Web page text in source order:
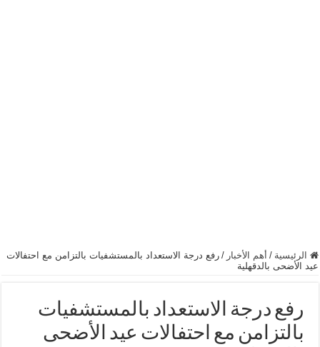
الرئيسية / أهم الأخبار / رفع درجة الاستعداد بالمستشفيات بالتزامن مع احتفالات
عيد الأضحى بالدقهلية
رفع درجة الاستعداد بالمستشفيات
بالتزامن مع احتفالات عيد الأضحى